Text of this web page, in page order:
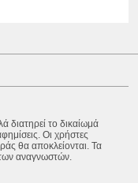
διατηρεί το δικαίωμά
Οι χρήστες
θα αποκλείονται. Τα
αναγνωστών.